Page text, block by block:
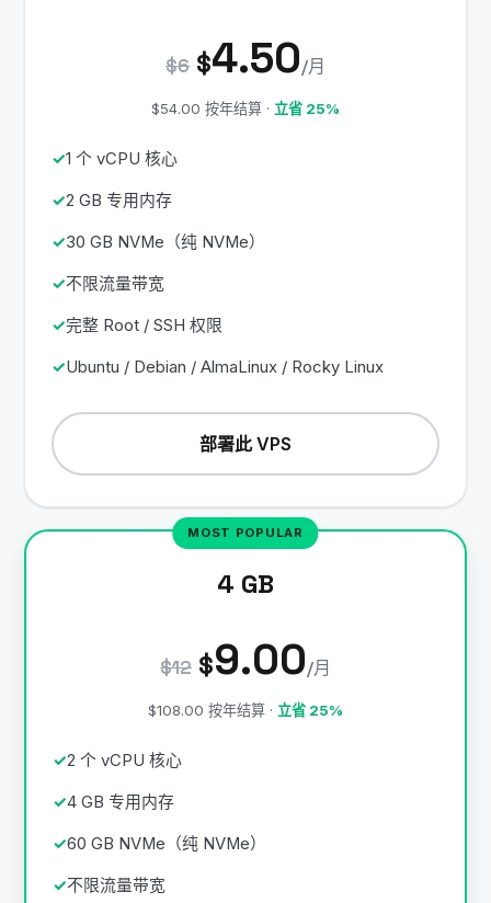
$6 $4.50/月
$54.00 按年结算 · 立省 25%
1 个 vCPU 核心
2 GB 专用内存
30 GB NVMe（纯 NVMe）
不限流量带宽
完整 Root / SSH 权限
Ubuntu / Debian / AlmaLinux / Rocky Linux
部署此 VPS
4 GB
$12 $9.00/月
$108.00 按年结算 · 立省 25%
2 个 vCPU 核心
4 GB 专用内存
60 GB NVMe（纯 NVMe）
不限流量带宽